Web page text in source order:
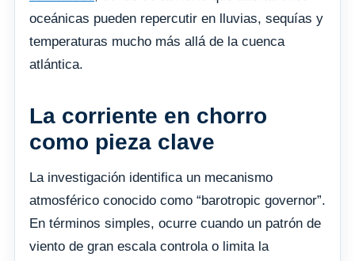
oceánicas pueden repercutir en lluvias, sequías y
temperaturas mucho más allá de la cuenca
atlántica.
La corriente en chorro
como pieza clave
La investigación identifica un mecanismo
atmosférico conocido como “barotropic governor”.
En términos simples, ocurre cuando un patrón de
viento de gran escala controla o limita la